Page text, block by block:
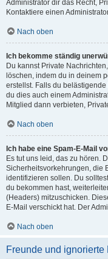
Administrator dir das Recht,
Kontaktiere einen
Nach oben
Ich bekomme ständig
Du kannst Private
löschen, indem du in deinem
erstellst. Falls du
du dies auch einem
Mitglied dann verbieten,
Nach oben
Ich habe eine Spam-E-Mail
Es tut uns leid, das zu hören.
Sicherheitsvorkehrungen, die
identifizieren sollen. Du
du bekommen hast,
(Headers) mitzuschicken.
E-Mail verschickt hat. Der
Nach oben
Freunde und ignorierte